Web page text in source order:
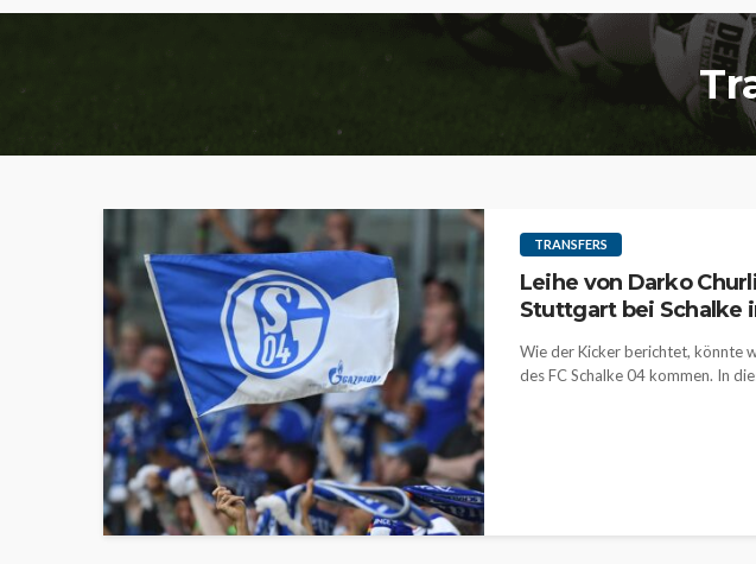
TRANSFERS
Leihe von Darko
Stuttgart bei Schalke
Wie der Kicker berichtet, könnte
des FC Schalke 04 kommen. In